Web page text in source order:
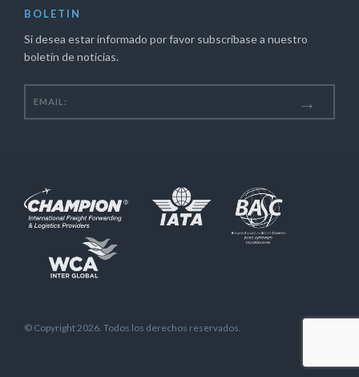
BOLETIN
Si desea estar informado por favor subscribase a nuestro
boletín de noticias.
© Copyright 2026. Todos los derechos reservados.